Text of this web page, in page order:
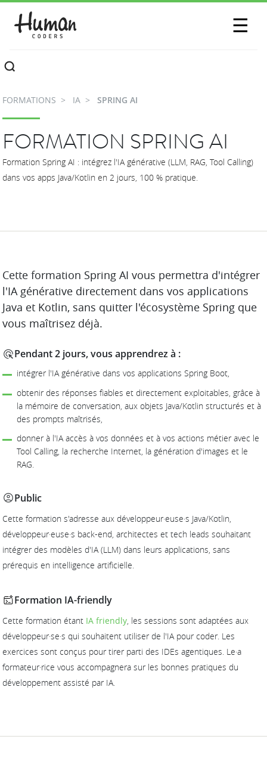
☰
CONTACTEZ-NOUS
FORMATIONS IA SPRING AI
FORMATION SPRING AI
Formation Spring AI : intégrez l'IA générative (LLM, RAG, Tool Calling)
dans vos apps Java/Kotlin en 2 jours, 100 % pratique.
DESCRIPTION
Cette formation Spring AI vous permettra d'intégrer
l'IA générative directement dans vos applications
Java et Kotlin, sans quitter l'écosystème Spring que
vous maîtrisez déjà.
Pendant 2 jours, vous apprendrez à :
intégrer l'IA générative dans vos applications Spring Boot,
obtenir des réponses fiables et directement exploitables, grâce à
la mémoire de conversation, aux objets Java/Kotlin structurés et à
des prompts maîtrisés,
donner à l'IA accès à vos données et à vos actions métier avec le
Tool Calling, la recherche Internet, la génération d'images et le
RAG.
Public
Cette formation s'adresse aux développeur·euse·s Java/Kotlin,
développeur·euse·s back-end, architectes et tech leads souhaitant
intégrer des modèles d'IA (LLM) dans leurs applications, sans
prérequis en intelligence artificielle.
Formation IA-friendly
Cette formation étant IA friendly, les sessions sont adaptées aux
développeur·se·s qui souhaitent utiliser de l'IA pour coder. Les
exercices sont conçus pour tirer parti des IDEs agentiques. Le·a
formateur·rice vous accompagnera sur les bonnes pratiques du
développement assisté par IA.